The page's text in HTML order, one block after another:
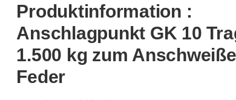
Produktinformation :
Anschlagpunkt GK 10
1.500 kg zum
Feder